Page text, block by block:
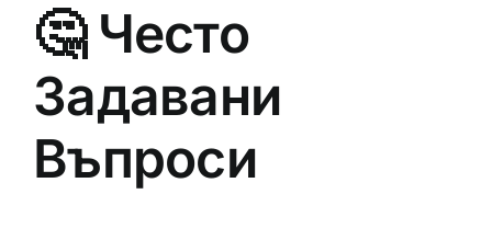
🤔 Често
Задавани
Въпроси